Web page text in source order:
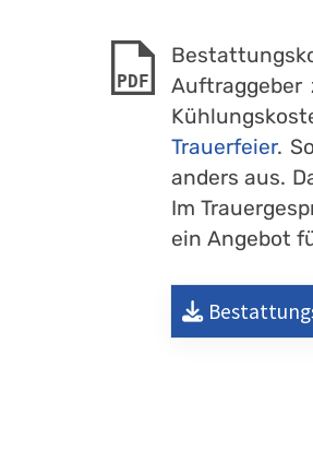
PDF
Auftraggeber
Trauerfeier.
anders aus.
Im
ein Angebot